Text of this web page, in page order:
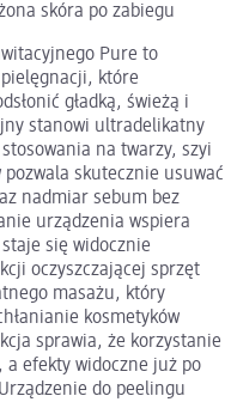
skóra po zabiegu
Pure to
które
gładką, świeżą i
stanowi ultradelikatny
na twarzy, szyi
skutecznie usuwać
nadmiar sebum bez
urządzenia wspiera
się widocznie
oczyszczającej sprzęt
masażu, który
kosmetyków
sprawia, że korzystanie
efekty widoczne już po
do peelingu